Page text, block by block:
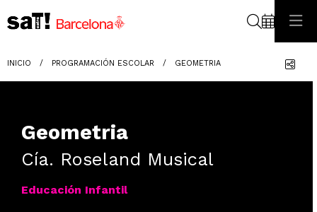
INICIO PROGRAMACIÓN ESCOLAR GEOMETRIA
Geometria
Cía. Roseland Musical
Educación Infantil